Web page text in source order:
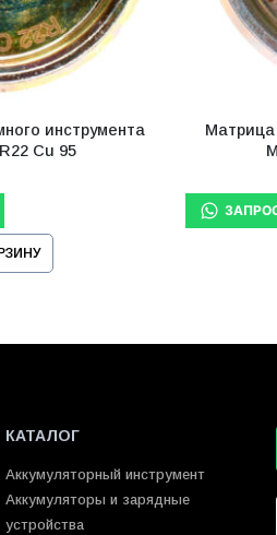
инструмента
Cu 95
Матрица
КАТАЛОГ
Аккумуляторный инструмент
Аккумуляторы и зарядные
устройства